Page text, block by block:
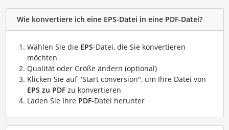
Wie konvertiere ich eine EPS-Datei in eine PDF-Datei?
Wählen Sie die EPS-Datei, die Sie konvertieren
möchten
Qualität oder Größe ändern (optional)
Klicken Sie auf "Start conversion", um Ihre Datei von
EPS zu PDFzu konvertieren
Laden Sie Ihre PDF-Datei herunter